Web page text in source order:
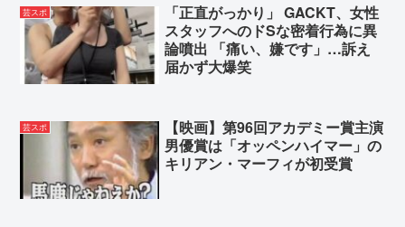
芸スポ
「正直がっかり」 GACKT、女性
スタッフへのドSな密着行為に異
論噴出 「痛い、嫌です」…訴え
届かず大爆笑
芸スポ
【映画】第96回アカデミー賞主演
男優賞は「オッペンハイマー」の
キリアン・マーフィが初受賞